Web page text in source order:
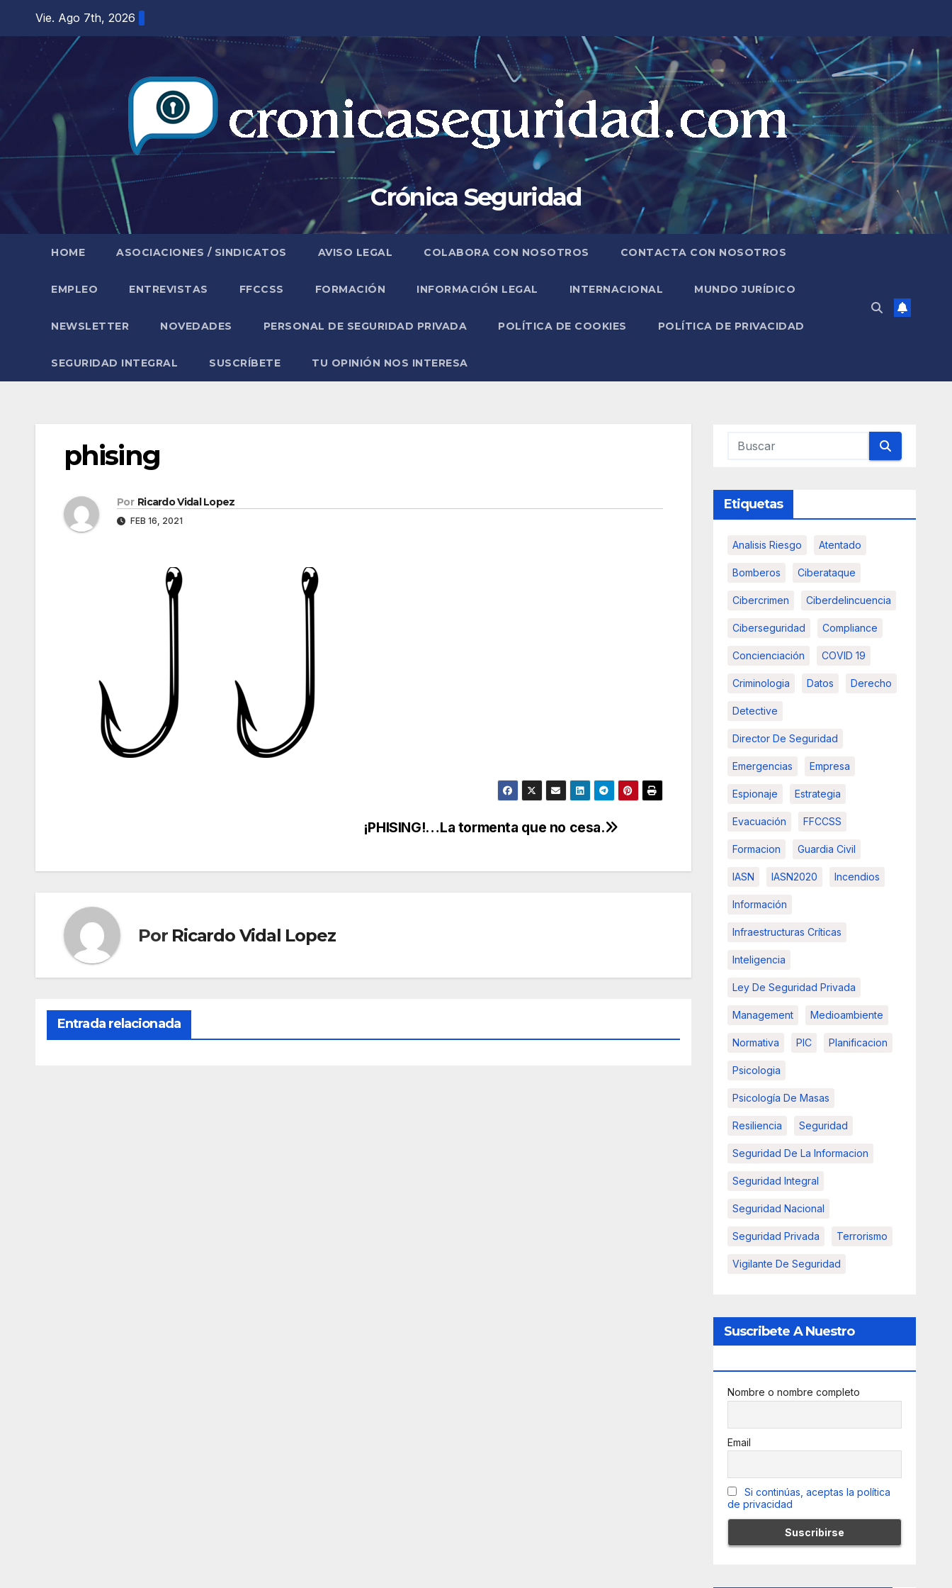
contenido
Vie. Ago 7th, 2026
Crónica Seguridad
HOME ASOCIACIONES / SINDICATOS AVISO LEGAL COLABORA CON NOSOTROS CONTACTA CON NOSOTROS
EMPLEO ENTREVISTAS FFCCSS FORMACIÓN INFORMACIÓN LEGAL INTERNACIONAL MUNDO JURÍDICO
NEWSLETTER NOVEDADES PERSONAL DE SEGURIDAD PRIVADA POLÍTICA DE COOKIES POLÍTICA DE PRIVACIDAD
SEGURIDAD INTEGRAL SUSCRÍBETE TU OPINIÓN NOS INTERESA
phising
Por Ricardo Vidal Lopez
FEB 16, 2021
¡PHISING!…La tormenta que no cesa.
Por Ricardo Vidal Lopez
Entrada relacionada
Etiquetas
Analisis Riesgo Atentado
Bomberos Ciberataque
Cibercrimen Ciberdelincuencia
Ciberseguridad Compliance
Concienciación COVID 19
Criminologia Datos Derecho
Detective
Director De Seguridad
Emergencias Empresa
Espionaje Estrategia
Evacuación FFCCSS
Formacion Guardia Civil
IASN IASN2020 Incendios
Información
Infraestructuras Críticas
Inteligencia
Ley De Seguridad Privada
Management Medioambiente
Normativa PIC Planificacion
Psicologia
Psicología De Masas
Resiliencia Seguridad
Seguridad De La Informacion
Seguridad Integral
Seguridad Nacional
Seguridad Privada Terrorismo
Vigilante De Seguridad
Suscribete A Nuestro
Nombre o nombre completo
Email
Si continúas, aceptas la política
de privacidad